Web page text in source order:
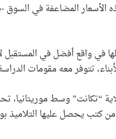
المضاعفة في السوق -
الشابة عائشة ذات الـ30 سنة، وأملها في
تتوفر معه مقومات
“تكانت” وسط
كتب يحصل عليها التلاميذ